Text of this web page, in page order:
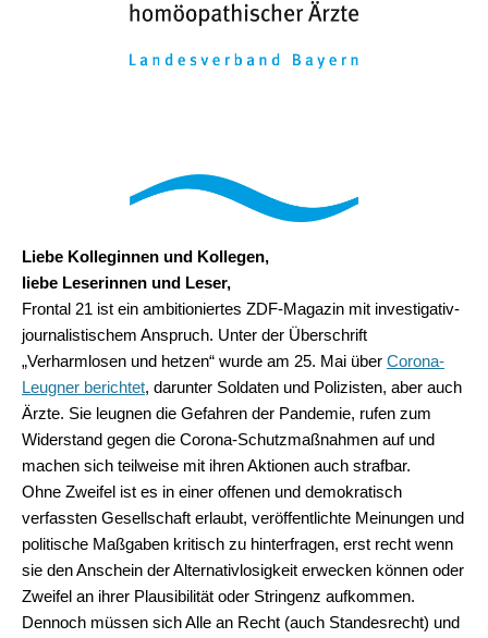
Liebe Kolleginnen und Kollegen,
liebe Leserinnen und Leser,
Frontal 21 ist ein ambitioniertes ZDF-Magazin mit investigativ-
journalistischem Anspruch. Unter der Überschrift
„Verharmlosen und hetzen“ wurde am 25. Mai über Corona-
Leugner berichtet, darunter Soldaten und Polizisten, aber auch
Ärzte. Sie leugnen die Gefahren der Pandemie, rufen zum
Widerstand gegen die Corona-Schutzmaßnahmen auf und
machen sich teilweise mit ihren Aktionen auch strafbar.
Ohne Zweifel ist es in einer offenen und demokratisch
verfassten Gesellschaft erlaubt, veröffentlichte Meinungen und
politische Maßgaben kritisch zu hinterfragen, erst recht wenn
sie den Anschein der Alternativlosigkeit erwecken können oder
Zweifel an ihrer Plausibilität oder Stringenz aufkommen.
Dennoch müssen sich Alle an Recht (auch Standesrecht) und